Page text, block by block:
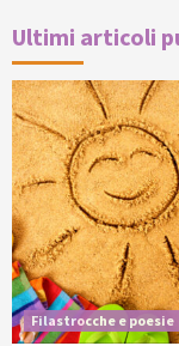
Ultimi articoli
Filastrocche e poesie